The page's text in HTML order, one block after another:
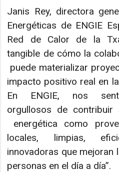
Janis Rey, directora
Energéticas de ENGIE
Red de Calor de la
tangible de cómo la
puede materializar
impacto positivo real en
En ENGIE, nos
orgullosos de contribuir
energética como
locales, limpias,
innovadoras que mejoran
personas en el día a día”.